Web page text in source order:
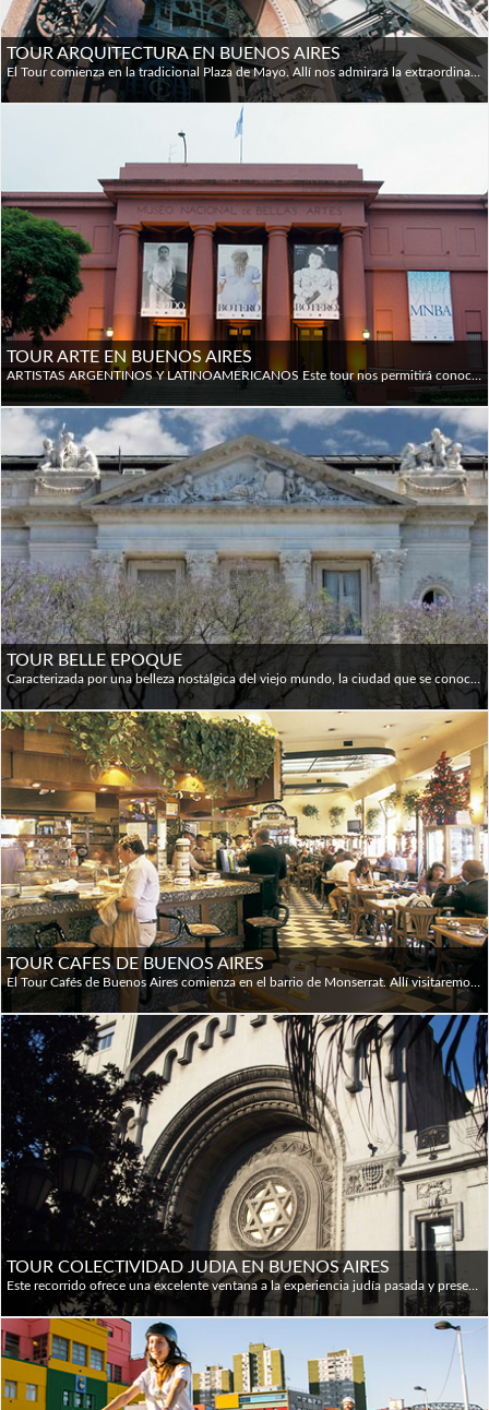
TOUR ARQUITECTURA EN BUENOS AIRES
El Tour comienza en la tradicional Plaza de Mayo. Allí nos admirará la extraordinaria arquitectura de la Catedral Metropolitana, el Cabildo y el Ministerio de Economía. Luego, recorreremos la Avenida de Mayo, donde disfrutaremos su imponente riqueza arquitectónica. Una guía especializada nos explicará en detalle el estilo y las particularidades de las diferentes construcciones como La Prensa (actual Casa de Cultura), el Palacio Vera, el Hotel Castelar, el Palacio Barolo, el Congreso de la Nación y la Confitería El Molino. La próxima parada es el moderno barrio de Puerto Madero, una antigua zona portuaria que se ha convertido en un exclusivo polo residencial, gastronómico y de entretenimiento de talla internacional. Camino al aristocrático barrio de La Recoleta, observaremos el Palacio de los Tribunales, el Teatro Colón y el Teatro Nacional Cervantes. En la espléndida Plaza San Martín admiraremos los edificios más característicos de la ciudad: el ex Palacio Paz y el Edificio Kavanagh. Luego, caminaremos por la elegante Avenida Alvear, visitaremos el célebre Cementerio de La Recoleta y la Basílica de Nuestra Señora del Pilar. Por último, observaremos la Facultad de Derecho, de marcado estilo neoclásico, y nos detendremos en el curioso Edificio de Obras Sanitarias, construido íntegramente con piezas desmontables a fines del siglo XIX.
TOUR ARTE EN BUENOS AIRES
ARTISTAS ARGENTINOS Y LATINOAMERICANOS Este tour nos permitirá conocer las principales tendencias del arte argentino y latinoamericano a través de una visita a tres de los más importantes museos de la ciudad: el Museo Nacional de Bellas Artes, el Museo de Arte Latinoamericano de Buenos Aires y el Museo Benito Quinquela Martín. El Museo Nacional de Bellas Artes (MNBA) alberga una colección que asciende a aproximadamente 11.000 piezas entre pinturas, esculturas, tapices, grabados, dibujos y objetos, y se distingue por poseer una pequeña pero rica colección de arte europeo, entre las que se encuentran obras de Corot, Manet, Boudin, Cézanne, Renoir, Toulouse-Lautrec y Rodin. En el MNBA, visitaremos en detalle la sala de arte argentino, donde destacan piezas de artistas de la talla de Morel, Pueyrredón, López, Sívori, De la Cárcova, Fader y Quiroz, entre otros. El ultramoderno Museo de Arte Latinoamericano de Buenos Aires (MALBA), por su parte, fue construido específicamente para ser utilizado como museo por los arquitectos Gastón Atelman, Martín Fourcade y Alfredo Tapia, del estudio cordobés AFT Arquitectos. A diferencia del MNBA, el MALBA es un espacio destinado a la colección, conservación, estudio y difusión del arte latinoamericano desde principios del siglo XX hasta la actualidad. Algunos de los artistas en exhibición permanente son Frida Kahlo, Diego Rivera, Antonio Berni, Pedro Figari, Xul Solar, Guillermo Kuitca y otros. Además, en el corredor verde que une el MNBA con el MALBA, podremos apreciar las numerosas esculturas y monumentos que adornan nuestros parques. Muy cerca del MALBA se encuentra la impresionante Floralis Genérica, una flor mecánica de aluminio y acero, diseñada por el arquitecto argentino Eduardo Catalano, que imita el ciclo vital de una flor verdadera, abriéndose de día y cerrándose de noche. Para finalizar la visita, nos trasladamos al barrio de La Boca, donde visitamos el Museo Benito Quinquela Martín. Este museo, donado por el propio artista en 1933, alberga una importantísima parte de su obra, dedicada a testimoniar la vida del barrio y de sus habitantes.
TOUR BELLE EPOQUE
Caracterizada por una belleza nostálgica del viejo mundo, la ciudad que se conoce como el "París del Sur" cuenta con maravillosas joyas arquitectónicas. Exploraremos los elegantes barrios de Recoleta y Retiro con aceras arboladas, palacios de principios de siglo y hermosos edificios de apartamentos. Visitaremos las obras maestras que rodean la extensa Plaza San Martín, un Palacio de Bellas Artes construido como residencia para la familia Anchorena; una imponente mansión inspirada en el Palacio del Louvre, y un rascacielos Art Deco de vanguardia, un hito que fue en el momento de la construcción, en 1936, el edificio de concreto más alto del mundo. El Museo de Artes Decorativas está decorado en estilo ecléctico, incluyendo el neoclásico; Círculo Militar, diseñado en París y construido en Buenos Aires para la familia Paz; la embajada francesa y la embajada brasileña; Palacio de San Martín, hoy en día el Ministerio de Asuntos Exteriores, entre otros hermosos edificios.
TOUR CAFES DE BUENOS AIRES
El Tour Cafés de Buenos Aires comienza en el barrio de Monserrat. Allí visitaremos el Café Puerto Rico, donde se reunían escritores e intelectuales como Paul Groussac y Rafael Obligado. Luego, será el turno del bar que Julio Cortázar menciona en su novela Los Premios: el célebre London City. El recorrido continúa en el tradicional Bar Dorrego, que nos ofrecerá una inigualable vista del encantador barrio de San Telmo. La última parada es el barrio de Almagro. Allí observaremos la lujosa confitería Las Violetas que tiene 80 metros cuadrados de bellísimo vitraux.
TOUR COLECTIVIDAD JUDIA EN BUENOS AIRES